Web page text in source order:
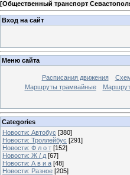
[Общественный транспорт
Вход на сайт
Меню сайта
Расписания движения
Маршруты трамвайные
Categories
Новости: Автобус [380]
Новости: Троллейбус [291]
Новости: Ф л о т [152]
Новости: Ж / д [67]
Новости: А в и а [48]
Новости: Разное [205]